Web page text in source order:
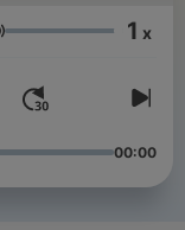
音量 1 x
00:00